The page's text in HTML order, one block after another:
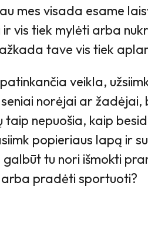
mes visada esame
vis tiek mylėti arba
tave vis tiek
veikla,
norėjai ar žadėjai,
taip nepuošia, kaip
popieriaus lapą ir
galbūt tu nori išmokti
pradėti sportuoti?